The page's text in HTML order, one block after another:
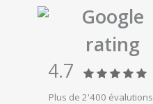
Google
rating
4.7
Plus de 2'400 évalutions